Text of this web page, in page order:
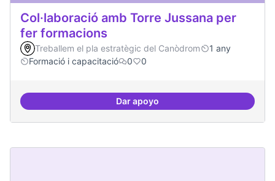
Col·laboració amb Torre Jussana per
fer formacions
Treballem el pla estratègic del Canòdrom
1 any
Formació i capacitació
0 0
Dar apoyoCol·laboració amb Torre